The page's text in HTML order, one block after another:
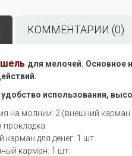
КОММЕНТАРИИ (0)
для мелочей. Основное
удобство использования,
на молнии: 2 (внешний карман
прокладка
карман для денег: 1 шт.
карман: 1 шт.